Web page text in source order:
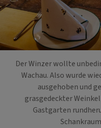
Der Winzer wollte
Wachau. Also wurde
ausgehoben und
grasgedeckter
Gastgarten